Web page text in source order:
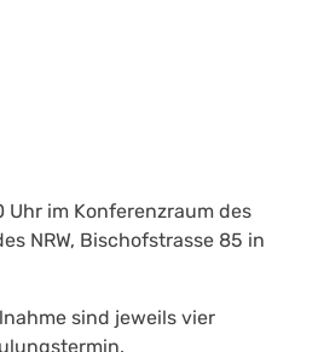
Uhr im Konferenzraum des
NRW, Bischofstrasse 85 in
sind jeweils vier